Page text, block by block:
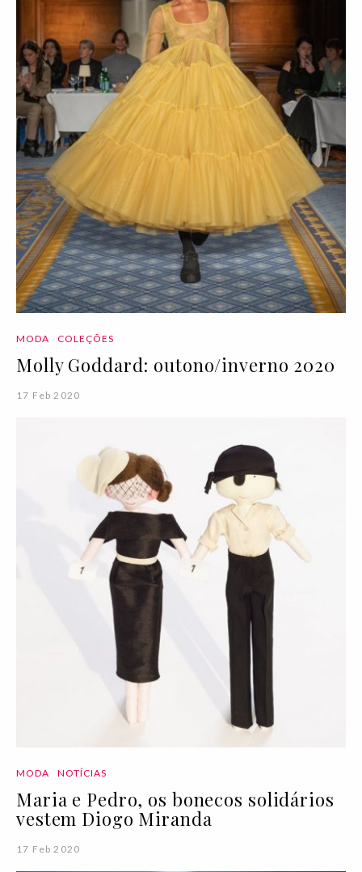
MODA COLEÇÕES
Molly Goddard: outono/inverno 2020
17 Feb 2020
MODA NOTÍCIAS
Maria e Pedro, os bonecos solidários
vestem Diogo Miranda
17 Feb 2020